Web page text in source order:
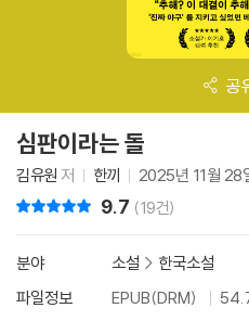
공
심판이라는 돌
김유원 저 한끼 2025년 11월 28
9.7 (19건)
분야 소설 > 한국소설
파일정보
EPUB(DRM)